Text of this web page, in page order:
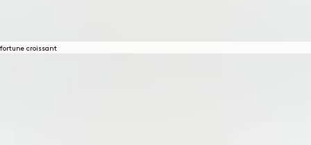
fortune croissant